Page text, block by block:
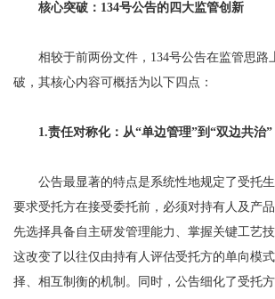
核心突破：134号公告的四大监管创新
相较于前两份文件，134号公告在监管思路
破，其核心内容可概括为以下四点：
1.责任对称化：从“单边管理”到“双边共治”
公告最显著的特点是系统性地规定了受托生
要求受托方在接受委托前，必须对持有人及产
先选择具备自主研发管理能力、掌握关键工艺技
这改变了以往仅由持有人评估受托方的单向模
择、相互制衡的机制。同时，公告细化了受托